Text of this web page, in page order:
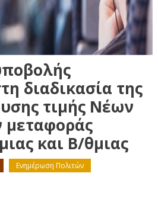
διαδικασία της
τιμής Νέων
μεταφοράς
και Β/θμιας
Ενημέρωση Πολιτών